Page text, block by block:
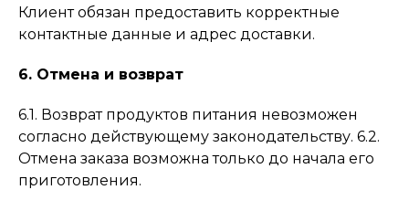
Клиент обязан предоставить корректные
контактные данные и адрес доставки.
6. Отмена и возврат
6.1. Возврат продуктов питания невозможен
согласно действующему законодательству. 6.2.
Отмена заказа возможна только до начала его
приготовления.